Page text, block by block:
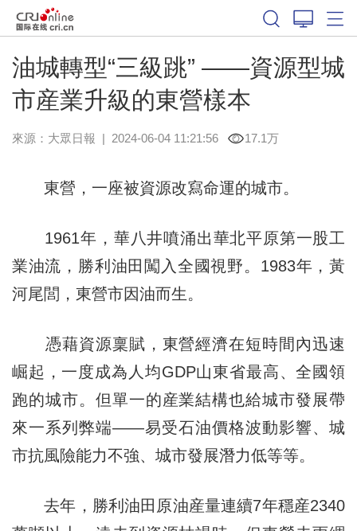
油城轉型“三級跳” ——資源型城
市産業升級的東營樣本
來源： 大眾日報 | 2024-06-04 11:21:56 17.1万
東營，一座被資源改寫命運的城市。
1961年，華八井噴涌出華北平原第一股工
業油流，勝利油田闖入全國視野。1983年，黃
河尾閭，東營市因油而生。
憑藉資源稟賦，東營經濟在短時間內迅速
崛起，一度成為人均GDP山東省最高、全國領
跑的城市。但單一的産業結構也給城市發展帶
來一系列弊端——易受石油價格波動影響、城
市抗風險能力不強、城市發展潛力低等等。
去年，勝利油田原油産量連續7年穩産2340